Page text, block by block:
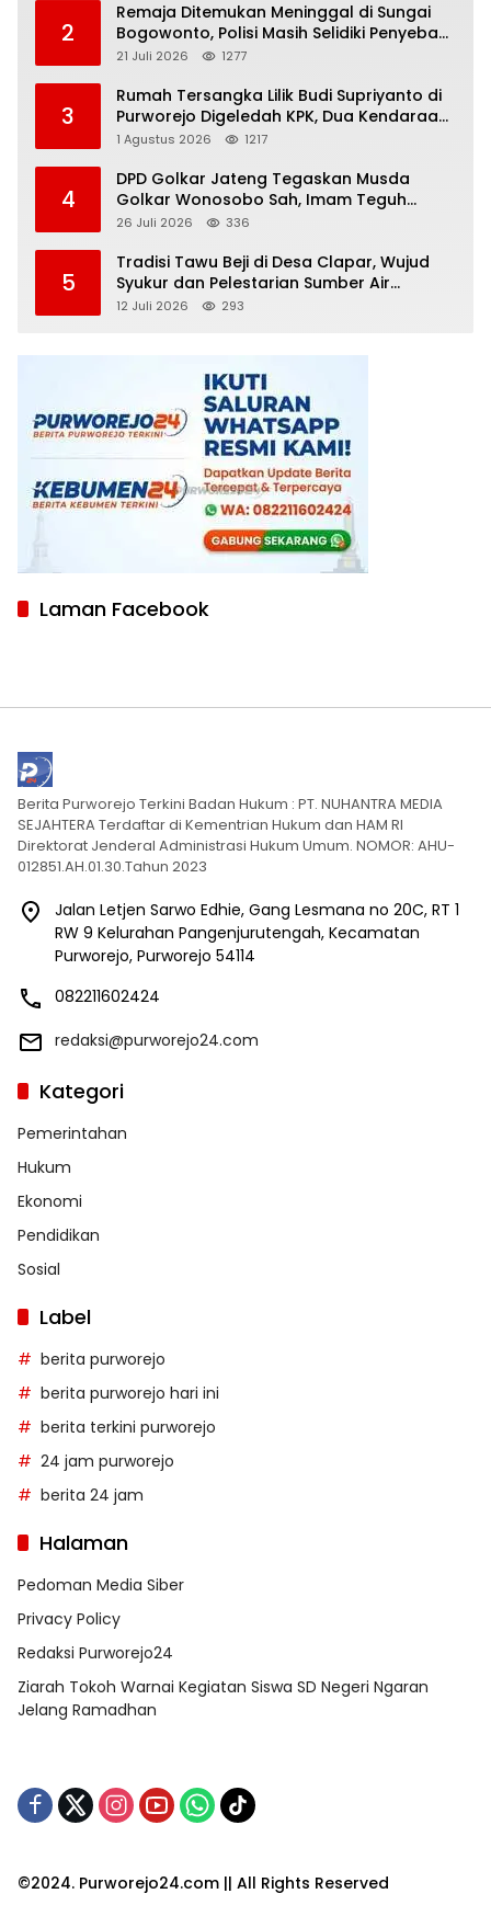
2
Remaja Ditemukan Meninggal di Sungai
Bogowonto, Polisi Masih Selidiki Penyebab
Kematian
21 Juli 2026 1277
3
Rumah Tersangka Lilik Budi Supriyanto di
Purworejo Digeledah KPK, Dua Kendaraan
Diamankan
1 Agustus 2026 1217
4
DPD Golkar Jateng Tegaskan Musda
Golkar Wonosobo Sah, Imam Teguh
Purnomo Terpilih Secara Aklamasi
26 Juli 2026 336
5
Tradisi Tawu Beji di Desa Clapar, Wujud
Syukur dan Pelestarian Sumber Air
Kehidupan yang Tak Pernah Kering
12 Juli 2026 293
Laman Facebook
Berita Purworejo Terkini Badan Hukum : PT. NUHANTRA MEDIA
SEJAHTERA Terdaftar di Kementrian Hukum dan HAM RI
Direktorat Jenderal Administrasi Hukum Umum. NOMOR: AHU-
012851.AH.01.30.Tahun 2023
Jalan Letjen Sarwo Edhie, Gang Lesmana no 20C, RT 1
RW 9 Kelurahan Pangenjurutengah, Kecamatan
Purworejo, Purworejo 54114
082211602424
redaksi@purworejo24.com
Kategori
Pemerintahan
Hukum
Ekonomi
Pendidikan
Sosial
Label
berita purworejo
berita purworejo hari ini
berita terkini purworejo
24 jam purworejo
berita 24 jam
Halaman
Pedoman Media Siber
Privacy Policy
Redaksi Purworejo24
Ziarah Tokoh Warnai Kegiatan Siswa SD Negeri Ngaran
Jelang Ramadhan
©2024. Purworejo24.com || All Rights Reserved